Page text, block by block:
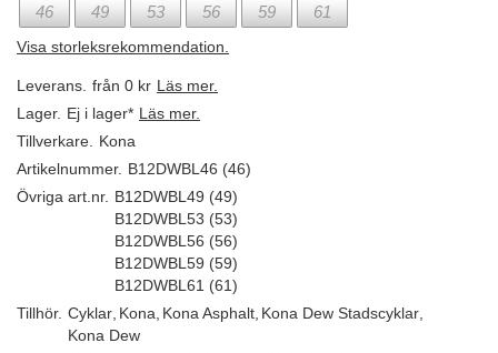
46
49 53 56 59 61
Visa storleksrekommendation.
Leverans. från 0 kr Läs mer.
Lager. Ej i lager* Läs mer.
Tillverkare.
Kona
Artikelnummer. B12DWBL46 (46)
Övriga art.nr. B12DWBL49 (49)
B12DWBL53 (53)
B12DWBL56 (56)
B12DWBL59 (59)
B12DWBL61 (61)
Tillhör. Cyklar Kona Kona Asphalt Kona Dew Stadscyklar
Kona Dew